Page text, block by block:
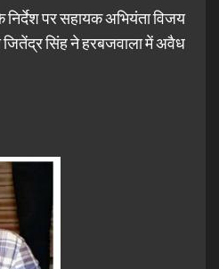
पर सहायक अभियंता विजय
सिंह ने हरबजवाला में अवैध